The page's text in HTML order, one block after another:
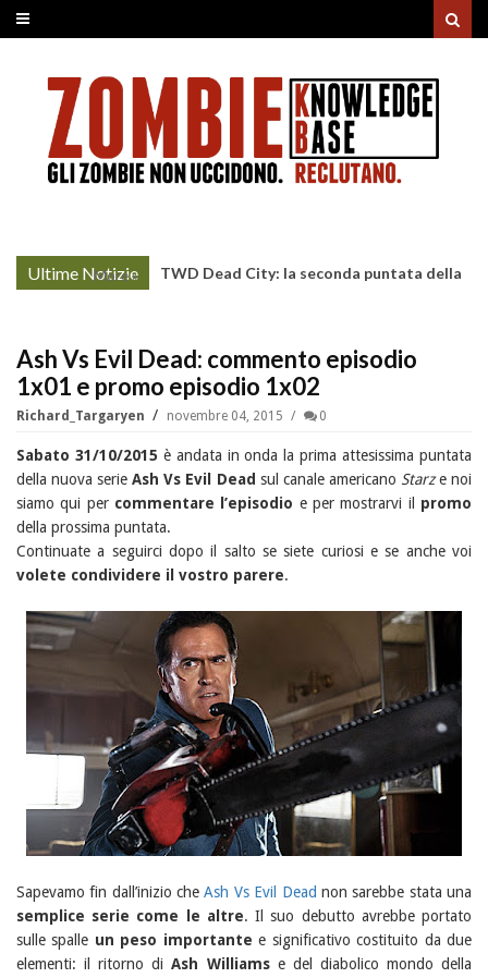
Ultime Notizie
More »
Project Zomboid: rilasciato
Ash Vs Evil Dead: commento episodio
1x01 e promo episodio 1x02
Richard_Targaryen novembre 04, 2015 0
Sabato 31/10/2015 è andata in onda la prima attesissima puntata
della nuova serieAsh Vs Evil Dead sul canale americano Starze noi
siamo qui per commentare l’episodio e per mostrarvi il promo
della prossima puntata.
Continuate a seguirci dopo il salto se siete curiosi e se anche voi
volete condividere il vostro parere.
Sapevamo fin dall’inizio cheAsh Vs Evil Dead non sarebbe stata una
semplice serie come le altre. Il suo debutto avrebbe portato
sulle spalle un peso importante e significativo costituito da due
elementi: il ritorno diAsh Williamse del diabolico mondo della